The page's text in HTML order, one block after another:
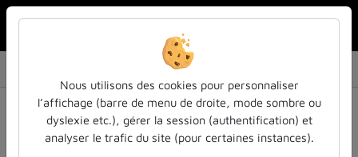
Identifier les enjeux de l’internationalisat…
Mot de passe requis
Cette vidéo est protégée par un mot de passe, veuillez le
fournir et cliquez sur envoyer.
Nous utilisons des cookies pour personnaliser
l’affichage (barre de menu de droite, mode sombre ou
dyslexie etc.), gérer la session (authentification) et
analyser le trafic du site (pour certaines instances).